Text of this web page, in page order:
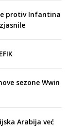
protiv Infantina
sezone Wwin
Arabija već